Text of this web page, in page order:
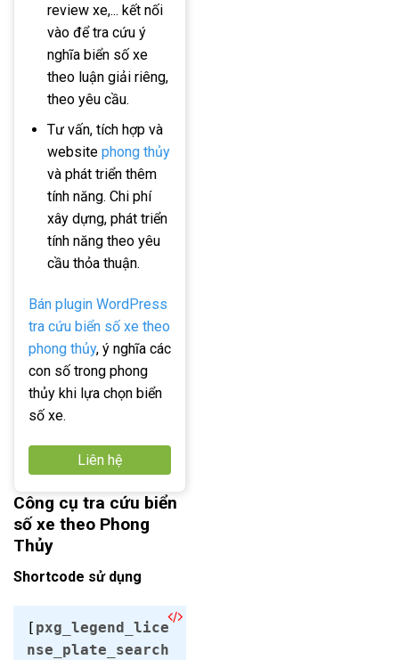
review xe,... kết nối
vào để tra cứu ý
nghĩa biển số xe
theo luận giải riêng,
theo yêu cầu.
Tư vấn, tích hợp và
website phong thủy
và phát triển thêm
tính năng. Chi phí
xây dựng, phát triển
tính năng theo yêu
cầu thỏa thuận.
Bán plugin WordPress
tra cứu biển số xe theo
phong thủy, ý nghĩa các
con số trong phong
thủy khi lựa chọn biển
số xe.
Liên hệ
Công cụ tra cứu biển
số xe theo Phong
Thủy
Shortcode sử dụng
[ pxg_legend_lice
nse_plate_search